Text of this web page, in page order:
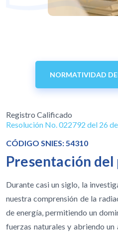
NORMATIVIDAD
Registro Calificado
Resolución No. 022792 del 26
CÓDIGO SNIES: 54310
Presentación
Durante casi un siglo, la
nuestra comprensión de la
de energía, permitiendo un
fuerzas naturales y abriendo